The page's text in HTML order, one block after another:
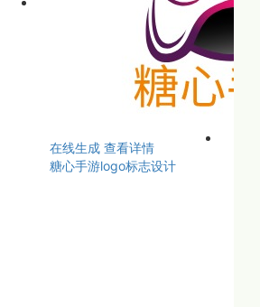
在线生成 查看详情
糖心手游logo标志设计